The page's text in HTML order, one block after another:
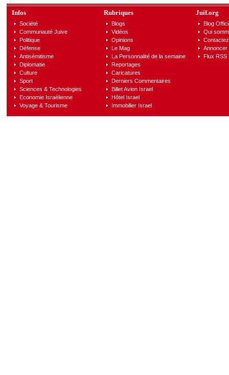
Infos
Société
Communauté Juive
Politique
Défense
Antisémitisme
Diplomatie
Culture
Sport
Sciences & Technologies
Economie Israélienne
Voyage & Tourisme
Rubriques
Blogs
Vidéos
Opinions
Le Mag
La Personnalité de la semaine
Reportages
Caricatures
Derniers Commentaires
Billet Avion Israel
Hôtel Israel
Immobilier Israel
Juif.org
Blog
Qui
Annoncer
Flux RSS